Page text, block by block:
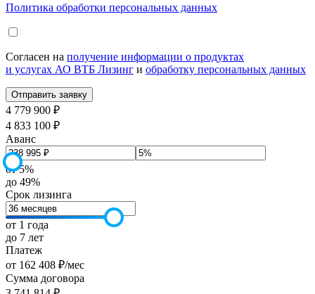
Политика обработки персональных данных
Согласен на получение информации о продуктах
и услугах АО ВТБ Лизинг и обработку персональных данных
4 779 900 ₽
4 833 100 ₽
Аванс
от 5%
до 49%
Срок лизинга
от 1 года
до 7 лет
Платеж
от 162 408 ₽/мес
Сумма договора